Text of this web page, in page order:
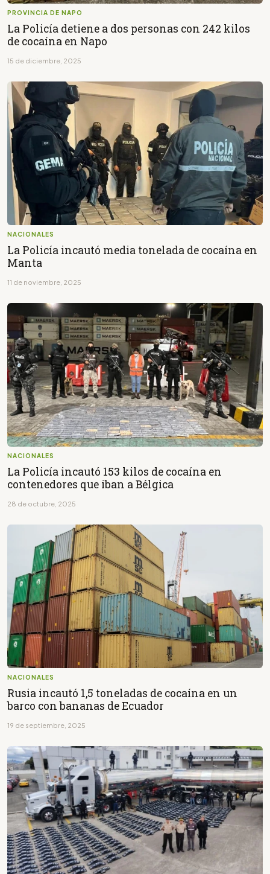
PROVINCIA DE NAPO
La Policía detiene a dos personas con 242 kilos
de cocaína en Napo
15 de diciembre, 2025
NACIONALES
La Policía incautó media tonelada de cocaína en
Manta
11 de noviembre, 2025
NACIONALES
La Policía incautó 153 kilos de cocaína en
contenedores que iban a Bélgica
28 de octubre, 2025
NACIONALES
Rusia incautó 1,5 toneladas de cocaína en un
barco con bananas de Ecuador
19 de septiembre, 2025